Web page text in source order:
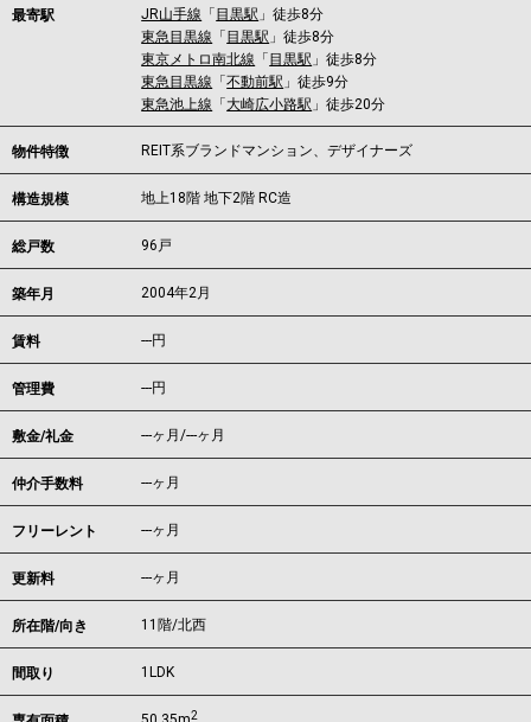
最寄駅 JR山手線 「 目黒駅 」徒歩8分
東急目黒線 「 目黒駅 」徒歩8分
東京メトロ南北線 「 目黒駅 」徒歩8分
東急目黒線 「不動前駅 」徒歩9分
東急池上線 「 大崎広小路駅 」徒歩20分
物件特徴 REIT系ブランドマンション、デザイナーズ
構造規模 地上18階 地下2階 RC造
総戸数 96戸
築年月 2004年2月
賃料 ---円
管理費 ---円
敷金/礼金 ---ヶ月/---ヶ月
仲介手数料 ---ヶ月
フリーレント ---ヶ月
更新料 ---ヶ月
所在階/向き 11階/北西
間取り 1LDK
2